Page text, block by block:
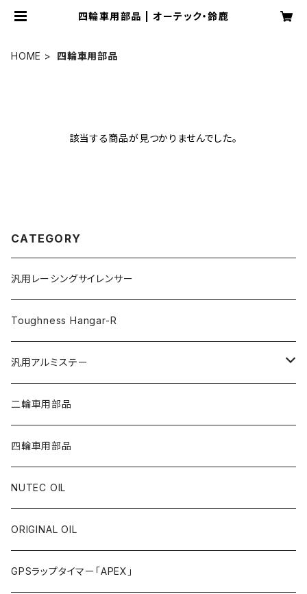
四輪車用部品 | オーテック・鈴鹿
HOME 四輪車用部品
該当する商品が見つかりませんでした。
CATEGORY
汎用レーシングサイレンサー
Toughness Hangar-R
汎用アルミステー
FR フロントラウンド
RR リアラウンド
ST ストレート
二輪車用部品
四輪車用部品
NUTEC OIL
ORIGINAL OIL
GPSラップタイマー「APEX」